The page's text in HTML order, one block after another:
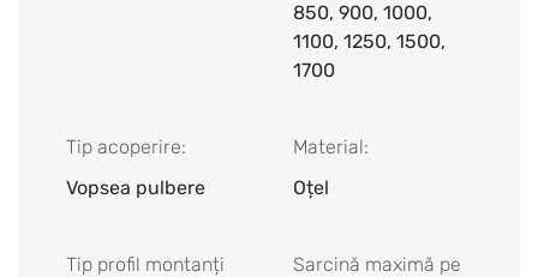
850, 900, 1000,
1100, 1250, 1500,
1700
Tip acoperire:
Vopsea pulbere
Material:
Oțel
Tip profil montanți
Sarcină maximă pe